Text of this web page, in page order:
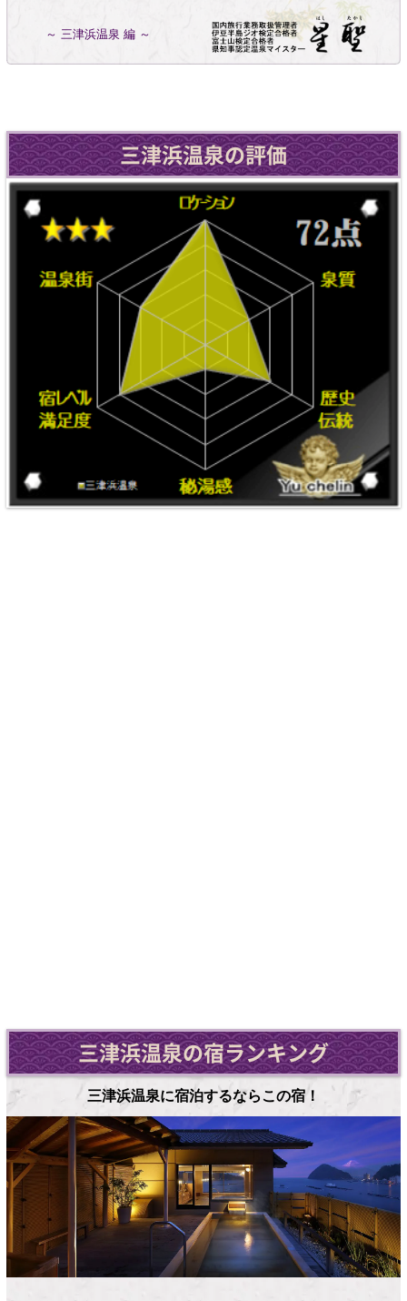
～ 三津浜温泉 編 ～
三津浜温泉の評価
三津浜温泉の宿ランキング
三津浜温泉に宿泊するならこの宿！